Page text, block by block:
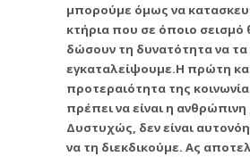
μπορούμε όμως να
κτήρια που σε όποιο σεισμό
δώσουν τη δυνατότητα να τα
εγκαταλείψουμε.Η πρώτη
προτεραιότητα της
πρέπει να είναι η
Δυστυχώς, δεν είναι
να τη διεκδικούμε. Ας